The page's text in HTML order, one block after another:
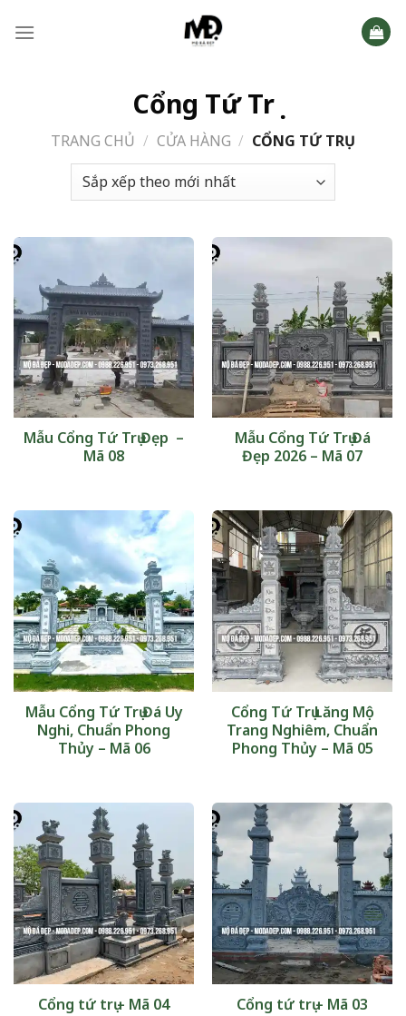
Cổng Tứ Trụ
TRANG CHỦ / CỬA HÀNG / CỔNG TỨ TRỤ
Mẫu Cổng Tứ Trụ Đẹp –
Mã 08
Mẫu Cổng Tứ Trụ Đá
Đẹp 2026 – Mã 07
Mẫu Cổng Tứ Trụ Đá Uy
Nghi, Chuẩn Phong
Thủy – Mã 06
Cổng Tứ Trụ Lăng Mộ
Trang Nghiêm, Chuẩn
Phong Thủy – Mã 05
Cổng tứ trụ – Mã 04 Cổng tứ trụ – Mã 03